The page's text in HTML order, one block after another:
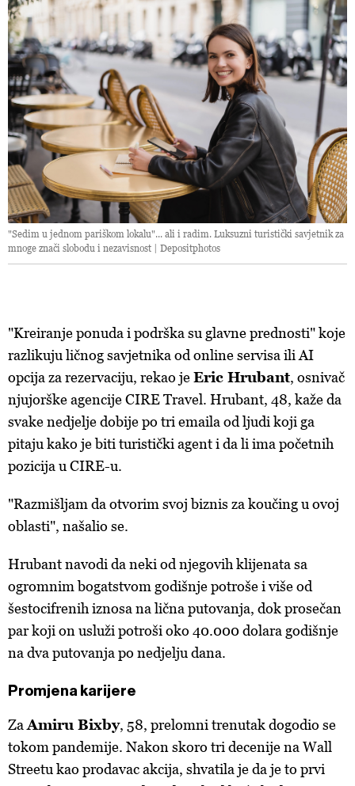
"Sedim u jednom pariškom lokalu"... ali i radim. Luksuzni turistički savjetnik za
mnoge znači slobodu i nezavisnost | Depositphotos
"Kreiranje ponuda i podrška su glavne prednosti" koje
razlikuju ličnog savjetnika od online servisa ili AI
opcija za rezervaciju, rekao jeEric Hrubant, osnivač
njujorške agencije CIRE Travel. Hrubant, 48, kaže da
svake nedjelje dobije po tri emaila od ljudi koji ga
pitaju kako je biti turistički agent i da li ima početnih
pozicija u CIRE-u.
"Razmišljam da otvorim svoj biznis za koučing u ovoj
oblasti", našalio se.
Hrubant navodi da neki od njegovih klijenata sa
ogromnim bogatstvom godišnje potroše i više od
šestocifrenih iznosa na lična putovanja, dok prosečan
par koji on usluži potroši oko 40.000 dolara godišnje
na dva putovanja po nedjelju dana.
Promjena karijere
ZaAmiru Bixby, 58, prelomni trenutak dogodio se
tokom pandemije. Nakon skoro tri decenije na Wall
Streetu kao prodavac akcija, shvatila je da je to prvi